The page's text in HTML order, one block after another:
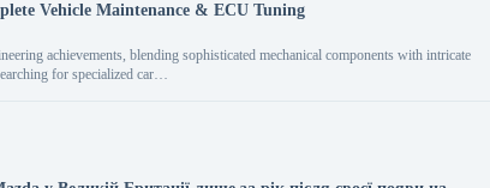
Vehicle Maintenance & ECU Tuning
achievements, blending sophisticated mechanical components with intricate
for specialized car…